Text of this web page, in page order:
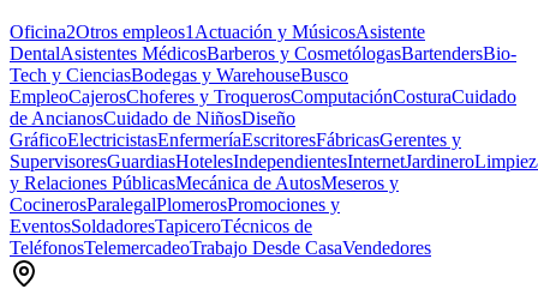
Oficina2Otros empleos1Actuación y MúsicosAsistente
DentalAsistentes MédicosBarberos y CosmetólogasBartendersBio-
Tech y CienciasBodegas y WarehouseBusco
EmpleoCajerosChoferes y TroquerosComputaciónCosturaCuidado
de AncianosCuidado de NiñosDiseño
GráficoElectricistasEnfermeríaEscritoresFábricasGerentes y
SupervisoresGuardiasHotelesIndependientesInternetJardinero
y Relaciones PúblicasMecánica de AutosMeseros y
CocinerosParalegalPlomerosPromociones y
EventosSoldadoresTapiceroTécnicos de
TeléfonosTelemercadeoTrabajo Desde CasaVendedores